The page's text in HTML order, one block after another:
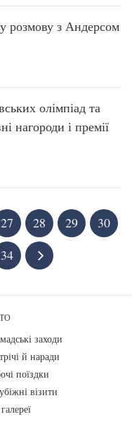
розмову з Андерсом
олімпіад та
нагороди і премії
27 28 29
30
34
заходи
й наради
поїздки
візити